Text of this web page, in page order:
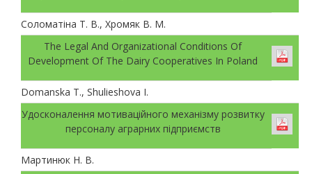
Соломатіна Т. В., Хромяк В. М.
The Legal And Organizational Conditions Of
Development Of The Dairy Cooperatives In Poland
Domanska T., Shulieshova I.
Удосконалення мотиваційного механізму розвитку
персоналу аграрних підприємств
Мартинюк Н. В.